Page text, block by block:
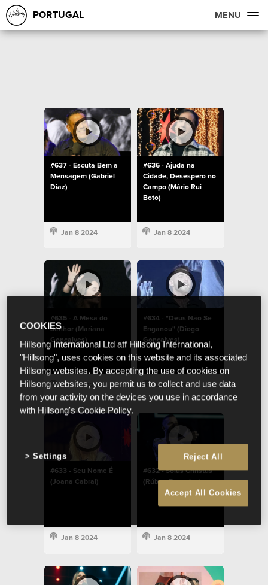
PORTUGAL MENU
#637 - Escuta Bem a
Mensagem (Gabriel
Diaz)
Jan 8 2024
#636 - Ajuda na
Cidade, Desespero no
Campo (Mário Rui
Boto)
Jan 8 2024
#635 - A Mesa do
Senhor (Mariana
Gonçalves)
Jan 8 2024
#634 - "Deus Não Se
Enganou" (Diogo
Gonçalves)
Jan 8 2024
#633 - Seu Nome É
(Joana Cabral)
Jan 8 2024
#632 - Solus Christus
(Rúben Barradas)
Jan 8 2024
COOKIES
Hillsong International Ltd atf Hillsong International,
"Hillsong", uses cookies on this website and its associated
Hillsong websites. By accepting the use of cookies on
Hillsong websites, you permit us to collect and use data
from your activity on the devices you use in accordance
with Hillsong's Cookie Policy.
Reject All
Accept All Cookies
Settings